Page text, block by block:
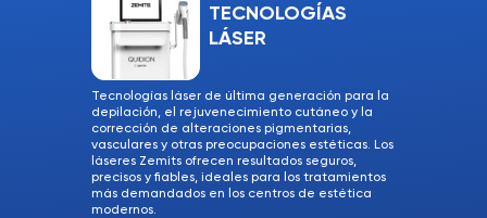
Tecnologías láser de última generación para la
depilación, el rejuvenecimiento cutáneo y la
corrección de alteraciones pigmentarias,
vasculares y otras preocupaciones estéticas. Los
láseres Zemits ofrecen resultados seguros,
precisos y fiables, ideales para los tratamientos
más demandados en los centros de estética
modernos.
TECNOLOGÍAS
LÁSER